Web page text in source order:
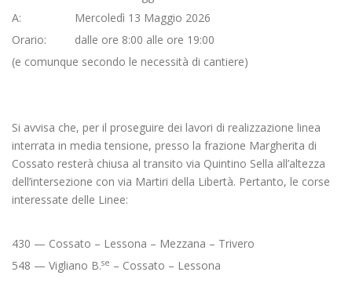
A: Mercoledì 13 Maggio 2026
Orario: dalle ore 8:00 alle ore 19:00
(e comunque secondo le necessità di cantiere)
Si avvisa che, per il proseguire dei lavori di realizzazione linea
interrata in media tensione, presso la frazione Margherita di
Cossato resterà chiusa al transito via Quintino Sella all’altezza
dell’intersezione con via Martiri della Libertà. Pertanto, le corse
interessate delle Linee:
430 — Cossato – Lessona – Mezzana – Trivero
548 — Vigliano B.se – Cossato – Lessona